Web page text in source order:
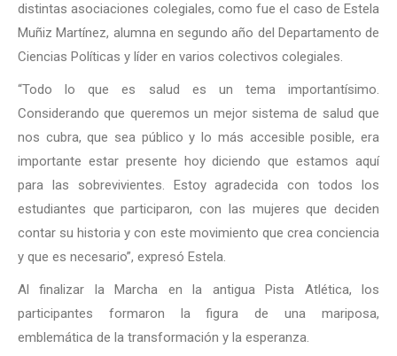
distintas asociaciones colegiales, como fue el caso de Estela
Muñiz Martínez, alumna en segundo año del Departamento de
Ciencias Políticas y líder en varios colectivos colegiales.
“Todo lo que es salud es un tema importantísimo.
Considerando que queremos un mejor sistema de salud que
nos cubra, que sea público y lo más accesible posible, era
importante estar presente hoy diciendo que estamos aquí
para las sobrevivientes. Estoy agradecida con todos los
estudiantes que participaron, con las mujeres que deciden
contar su historia y con este movimiento que crea conciencia
y que es necesario”, expresó Estela.
Al finalizar la Marcha en la antigua Pista Atlética, los
participantes formaron la figura de una mariposa,
emblemática de la transformación y la esperanza.